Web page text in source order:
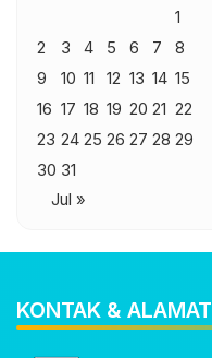
1
2
3 4 5 6 7
8
9
10 11 12 13 14 15
16 17 18 19 20 21 22
23 24 25 26 27 28 29
30 31
Jul »
KONTAK & ALAMAT